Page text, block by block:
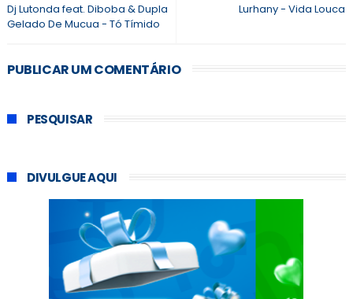
Lurhany - Vida Louca
Dj Lutonda feat. Diboba & Dupla
Gelado De Mucua - Tó Tímido
PUBLICAR UM COMENTÁRIO
PESQUISAR
DIVULGUE AQUI